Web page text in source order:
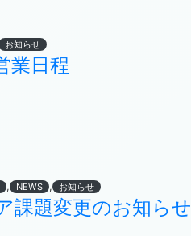
お知らせ
業日程
, NEWS , お知らせ
課題変更のお知らせ